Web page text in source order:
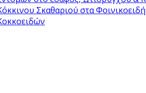
Σκαθαριού στα Φοινικοειδή